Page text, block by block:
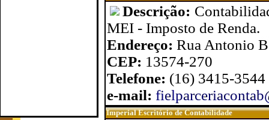
Descrição:
MEI - Imposto de Renda.
Endereço: Rua Antonio
CEP: 13574-270
Telefone: (16) 3415-3544
e-mail:
Imperial Escritório de Contabilidade